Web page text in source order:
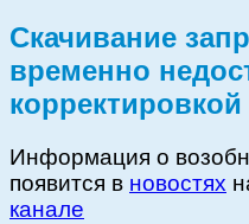
Скачивание
временно
корректировкой
Информация о
появится в новостях
канале